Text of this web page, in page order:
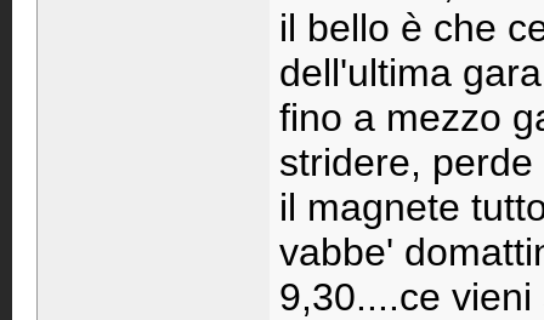
il bello è che
dell'ultima
fino a mezzo
stridere,
il magnete
vabbe'
9,30....ce vieni